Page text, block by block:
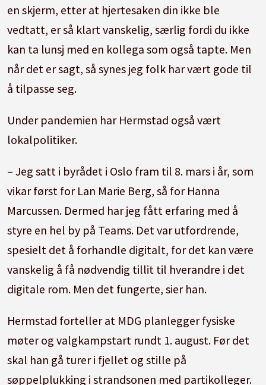
en skjerm, etter at hjertesaken din ikke ble
vedtatt, er så klart vanskelig, særlig fordi du ikke
kan ta lunsj med en kollega som også tapte. Men
når det er sagt, så synes jeg folk har vært gode til
å tilpasse seg.
Under pandemien har Hermstad også vært
lokalpolitiker.
– Jeg satt i byrådet i Oslo fram til 8. mars i år, som
vikar først for Lan Marie Berg, så for Hanna
Marcussen. Dermed har jeg fått erfaring med å
styre en hel by på Teams. Det var utfordrende,
spesielt det å forhandle digitalt, for det kan være
vanskelig å få nødvendig tillit til hverandre i det
digitale rom. Men det fungerte, sier han.
Hermstad forteller at MDG planlegger fysiske
møter og valgkampstart rundt 1. august. Før det
skal han gå turer i fjellet og stille på
søppelplukking i strandsonen med partikolleger.